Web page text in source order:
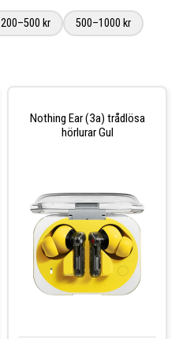
200–500 kr
500–1000 kr
Nothing Ear (3a) trådlösa
hörlurar Gul